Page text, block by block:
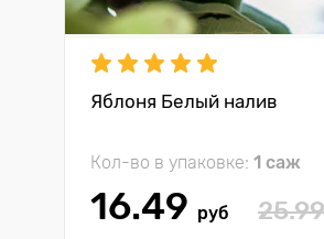
Яблоня Белый налив
Кол-во в упаковке: 1 саж
16.49 руб 25.99